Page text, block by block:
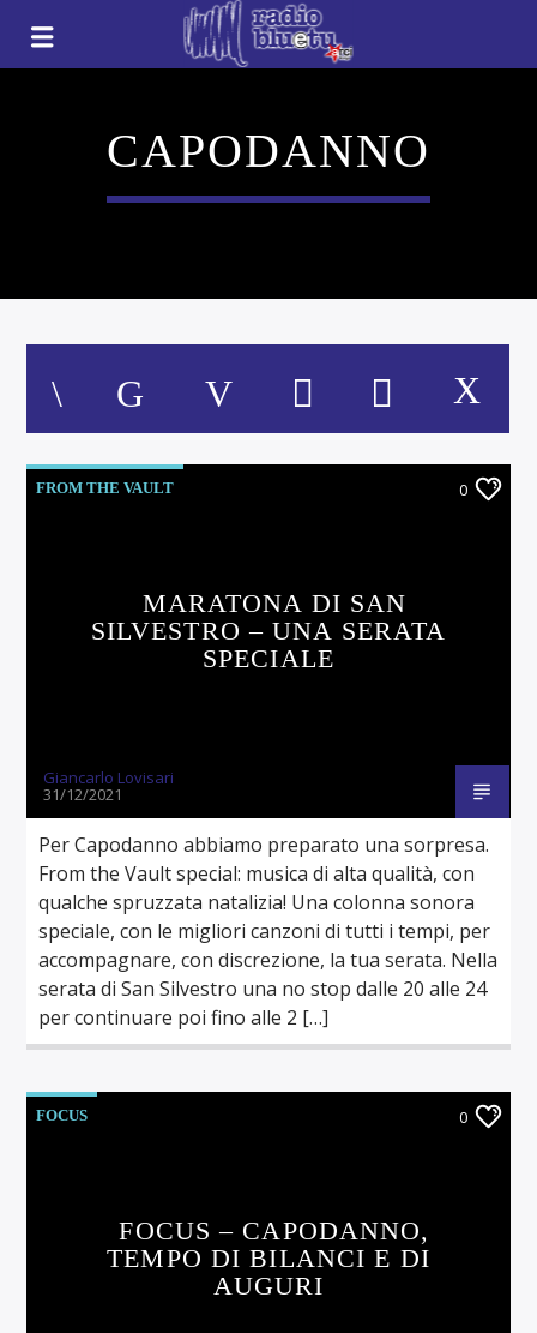
CAPODANNO
FROM THE VAULT 0
MARATONA DI SAN
SILVESTRO – UNA SERATA
SPECIALE
Giancarlo Lovisari
31/12/2021
Per Capodanno abbiamo preparato una sorpresa.
From the Vault special: musica di alta qualità, con
qualche spruzzata natalizia! Una colonna sonora
speciale, con le migliori canzoni di tutti i tempi, per
accompagnare, con discrezione, la tua serata. Nella
serata di San Silvestro una no stop dalle 20 alle 24
per continuare poi fino alle 2 […]
FOCUS 0
FOCUS – CAPODANNO,
TEMPO DI BILANCI E DI
AUGURI